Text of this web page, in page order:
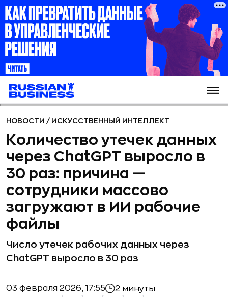
НОВОСТИ / ИСКУССТВЕННЫЙ ИНТЕЛЛЕКТ
Количество утечек данных
через ChatGPT выросло в
30 раз: причина —
сотрудники массово
загружают в ИИ рабочие
файлы
Число утечек рабочих данных через
ChatGPT выросло в 30 раз
03 февраля 2026, 17:55 2 минуты